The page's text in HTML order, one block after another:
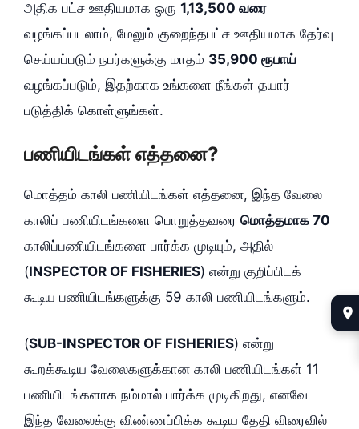
அதிக பட்ச ஊதியமாக ஒரு 1,13,500 வரை
வழங்கப்படலாம், மேலும் குறைந்தபட்ச ஊதியமாக தேர்வு
செய்யப்படும் நபர்களுக்கு மாதம் 35,900 ரூபாய்
வழங்கப்படும், இதற்காக உங்களை நீங்கள் தயார்
படுத்திக் கொள்ளுங்கள்.
பணியிடங்கள் எத்தனை?
மொத்தம் காலி பணியிடங்கள் எத்தனை, இந்த வேலை
காலிப் பணியிடங்களை பொறுத்தவரை மொத்தமாக 70
காலிப்பணியிடங்களை பார்க்க முடியும், அதில்
(INSPECTOR OF FISHERIES) என்று குறிப்பிடக்
கூடிய பணியிடங்களுக்கு 59 காலி பணியிடங்களும்.
(SUB-INSPECTOR OF FISHERIES) என்று
கூறக்கூடிய வேலைகளுக்கான காலி பணியிடங்கள் 11
பணியிடங்களாக நம்மால் பார்க்க முடிகிறது, எனவே
இந்த வேலைக்கு விண்ணப்பிக்க கூடிய தேதி விரைவில்